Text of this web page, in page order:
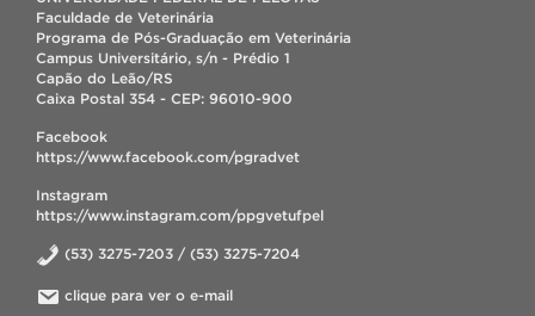
Faculdade de Veterinária
Programa de Pós-Graduação em Veterinária
Campus Universitário, s/n - Prédio 1
Capão do Leão/RS
Caixa Postal 354 - CEP: 96010-900
Facebook
https://www.facebook.com/pgradvet
Instagram
https://www.instagram.com/ppgvetufpel
(53) 3275-7203 / (53) 3275-7204
clique para ver o e-mail